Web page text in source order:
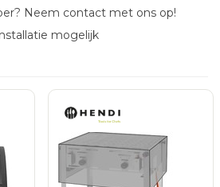
Neem contact met ons op!
mogelijk